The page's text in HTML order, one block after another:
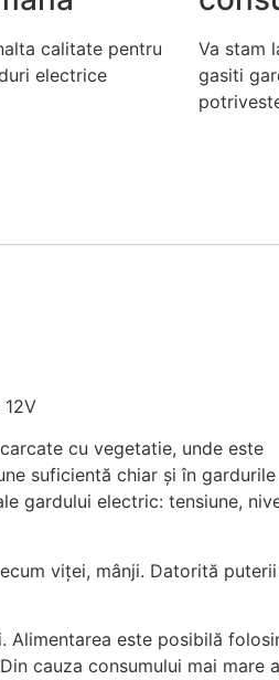
calitate pentru
electrice
Va stam
gasiti
cu vegetatie, unde este
suficientă chiar și în gardurile
gardului electric: tensiune,
viței, mânji. Datorită
Alimentarea este posibilă
Din cauza consumului mai mare